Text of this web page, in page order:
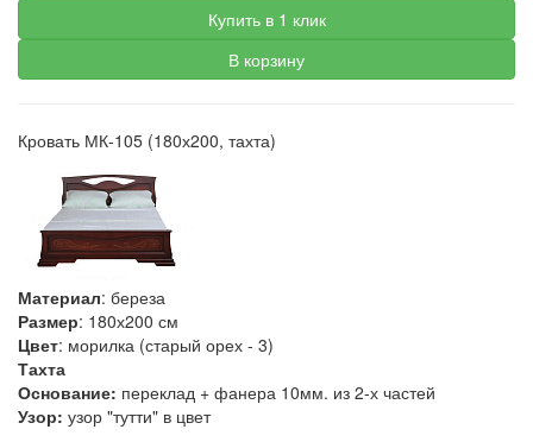
Купить в 1 клик
В корзину
Кровать МК-105 (180х200, тахта)
Материал: береза
Размер: 180х200 см
Цвет: морилка (старый орех - 3)
Тахта
Основание: переклад + фанера 10мм. из 2-х частей
Узор: узор "тутти" в цвет